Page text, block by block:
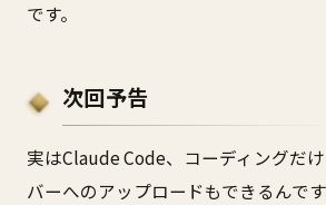
です。
次回予告
実はClaude Code、コーディングだ
バーへのアップロードもできるんです